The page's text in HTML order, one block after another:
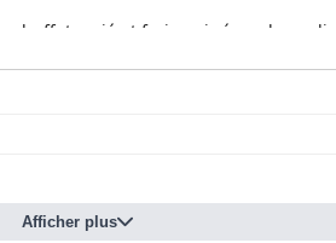
buffet varié et frais qui répond aux
limitée et un
la qualité et le goût des repas au
amical et attentif du personnel
leur confort et leur propreté. Les lits
démodés et de problèmes d'entretien
Afficher plus